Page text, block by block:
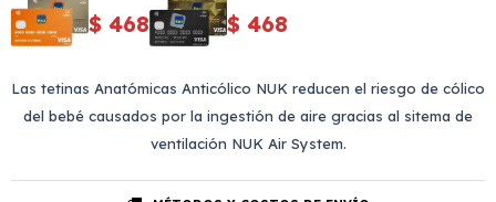
$ 468 $ 468
Las tetinas Anatómicas Anticólico NUK reducen el riesgo de cólico
del bebé causados por la ingestión de aire gracias al sitema de
ventilación NUK Air System.